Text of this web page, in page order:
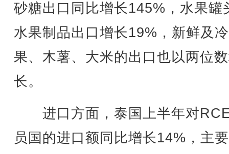
砂糖出口同比增长145%，水果罐
水果制品出口增长19%，新鲜及
果、木薯、大米的出口也以两位
长。
进口方面，泰国上半年对
员国的进口额同比增长14%，主